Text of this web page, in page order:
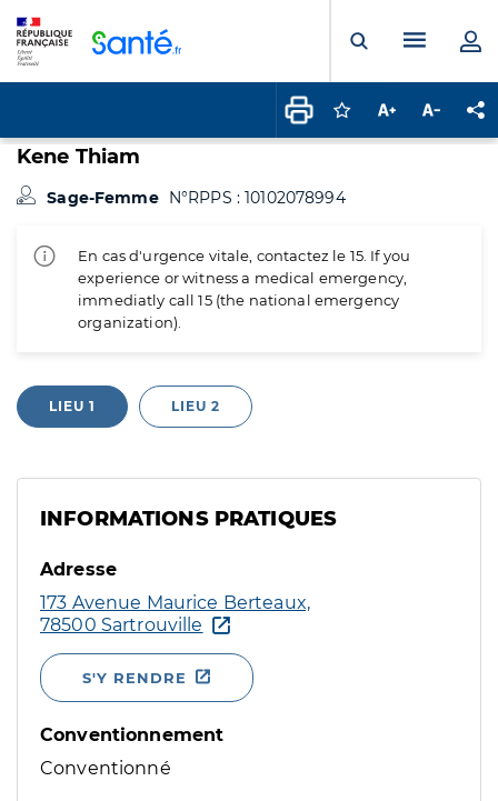
Ouvrir laMenu
Connectez-vous
Augmenter la
Kene Thiam
Sage-Femme N°RPPS : 10102078994
En cas d'urgence vitale, contactez le 15. If you
experience or witness a medical emergency,
immediatly call 15 (the national emergency
organization).
LIEU 1 LIEU 2
INFORMATIONS PRATIQUES
Adresse
173 Avenue Maurice Berteaux,
78500 Sartrouville
S'Y RENDRE
Conventionnement
Conventionné